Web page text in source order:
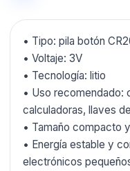
• Tipo: pila botón
• Voltaje: 3V
• Tecnología: litio
• Uso recomendado:
calculadoras, llaves
• Tamaño compacto
• Energía estable y
electrónicos